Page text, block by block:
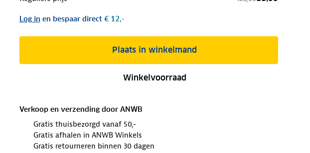
Log in en bespaar direct€ 12,-
Plaats in winkelmand
Winkelvoorraad
Verkoop en verzending door ANWB
Gratis thuisbezorgd vanaf 50,-
Gratis afhalen in ANWB Winkels
Gratis retourneren binnen 30 dagen